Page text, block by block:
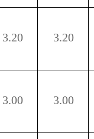
3.20 3.20
3.00 3.00